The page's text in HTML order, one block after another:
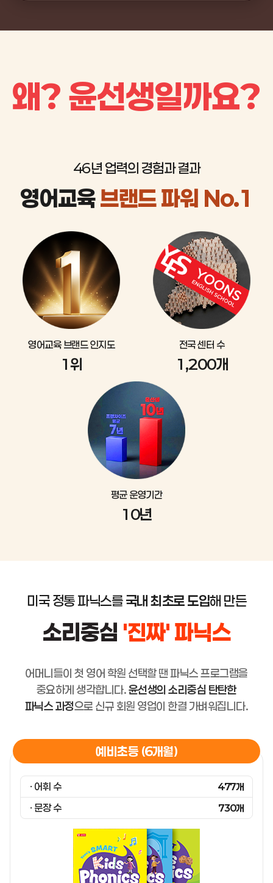
왜? 윤선생일까요?
46년 업력의 경험과 결과
영어교육브랜드 파워 No.1
영어교육 브랜드 인지도
1위
전국 센터 수
1,200개
평균 운영기간
10년
미국 정통 파닉스를국내 최초로 도입해 만든
소리중심 '진짜' 파닉스
어머니들이 첫 영어 학원 선택할 땐 파닉스 프로그램을
중요하게 생각합니다.윤선생의 소리중심 탄탄한
파닉스 과정으로 신규 회원 영업이 한결 가벼워집니다.
예비초등 (6개월)
· 어휘 수 477개
· 문장 수 730개